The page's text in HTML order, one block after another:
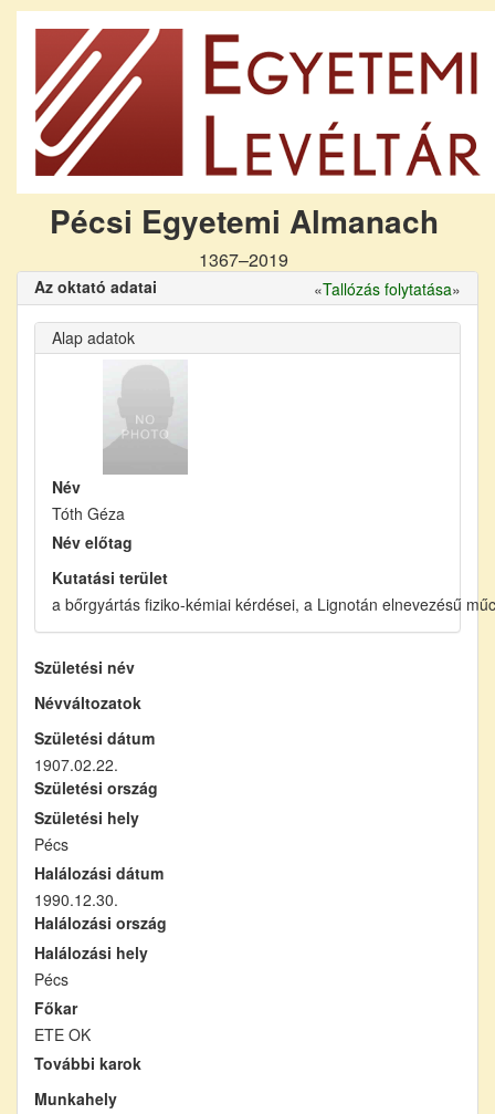
Pécsi Egyetemi Almanach
1367–2019
Az oktató adatai «Tallózás folytatása»
Alap adatok
Név
Tóth Géza
Név előtag
Kutatási terület
a bőrgyártás fiziko-kémiai kérdései, a Lignotán elnevezésű
Születési név
Névváltozatok
Születési dátum
1907.02.22.
Születési ország
Születési hely
Pécs
Halálozási dátum
1990.12.30.
Halálozási ország
Halálozási hely
Pécs
Főkar
ETE OK
További karok
Munkahely